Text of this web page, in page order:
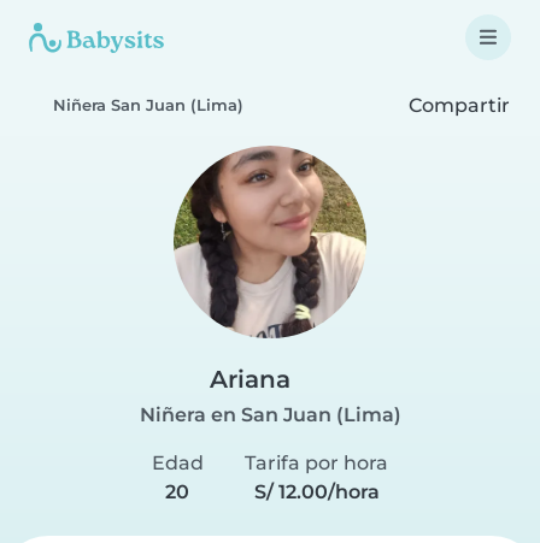
Niñera San Juan (Lima) Compartir
Ariana
Niñera en San Juan (Lima)
Edad
20
Tarifa por hora
S/ 12.00/hora